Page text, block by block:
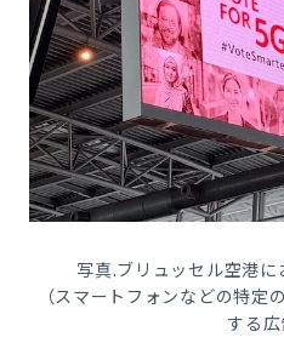
写真.ブリュッセル空港
（スマートフォンなどの特
する広